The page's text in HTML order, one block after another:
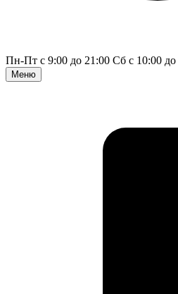
Пн-Пт с 9:00 до 21:00 Сб с 10:00 до
Меню